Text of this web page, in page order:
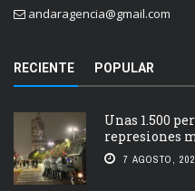
andaragencia@gmail.com
RECIENTE POPULAR
Unas 1.500
represiones
7 AGOSTO,